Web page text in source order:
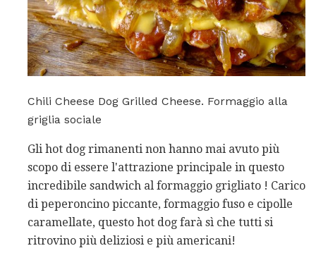
Chili Cheese Dog Grilled Cheese. Formaggio alla
griglia sociale
Gli hot dog rimanenti non hanno mai avuto più
scopo di essere l'attrazione principale in questo
incredibile sandwich al formaggio grigliato ! Carico
di peperoncino piccante, formaggio fuso e cipolle
caramellate, questo hot dog farà sì che tutti si
ritrovino più deliziosi e più americani!